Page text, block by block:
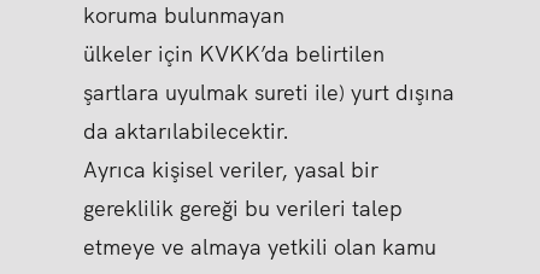
koruma bulunmayan
ülkeler için KVKK’da belirtilen
şartlara uyulmak sureti ile) yurt dışına
da aktarılabilecektir.
Ayrıca kişisel veriler, yasal bir
gereklilik gereği bu verileri talep
etmeye ve almaya yetkili olan kamu